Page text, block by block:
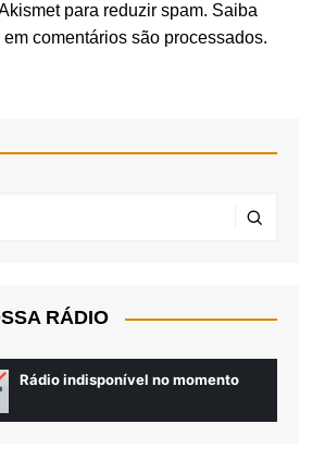
para reduzir spam. Saiba
comentários são processados.
RÁDIO